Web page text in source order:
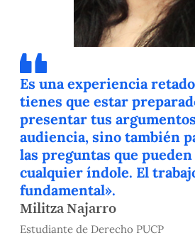
Es una experiencia
tienes que estar
presentar tus
audiencia, sino también
las preguntas que
cualquier índole. El
fundamental».
Militza Najarro
Estudiante de Derecho PUCP